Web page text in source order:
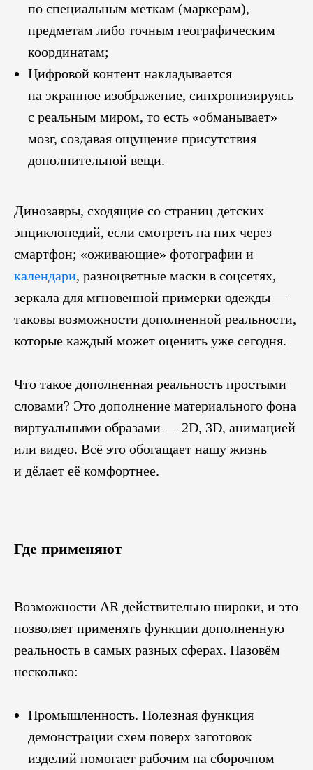
по специальным меткам (маркерам),
предметам либо точным географическим
координатам;
Цифровой контент накладывается
на экранное изображение, синхронизируясь
с реальным миром, то есть «обманывает»
мозг, создавая ощущение присутствия
дополнительной вещи.
Динозавры, сходящие со страниц детских
энциклопедий, если смотреть на них через
смартфон; «оживающие» фотографии и
календари, разноцветные маски в соцсетях,
зеркала для мгновенной примерки одежды —
таковы возможности дополненной реальности,
которые каждый может оценить уже сегодня.
Что такое дополненная реальность простыми
словами? Это дополнение материального фона
виртуальными образами — 2D, 3D, анимацией
или видео. Всё это обогащает нашу жизнь
и дёлает её комфортнее.
Где применяют
Возможности AR действительно широки, и это
позволяет применять функции дополненную
реальность в самых разных сферах. Назовём
несколько:
Промышленность. Полезная функция
демонстрации схем поверх заготовок
изделий помогает рабочим на сборочном